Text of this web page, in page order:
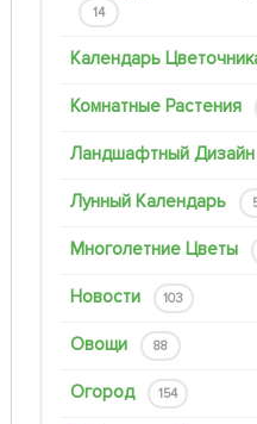
14
Календарь
Комнатные Растения
Ландшафтный Дизайн
Лунный Календарь
Многолетние Цветы
Новости 103
Овощи 88
Огород 154